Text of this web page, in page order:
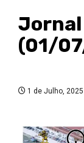
Jornal
(01/
1 de Julho, 2025